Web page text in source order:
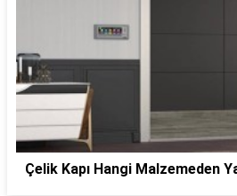
Çelik Kapı Hangi Malzemeden